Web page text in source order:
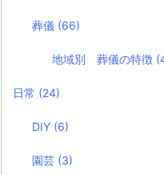
葬儀 (66)
地域別 葬儀の特徴
日常 (24)
DIY (6)
園芸 (3)